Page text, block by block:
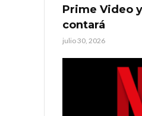
Prime Video
contará
julio 30, 2026